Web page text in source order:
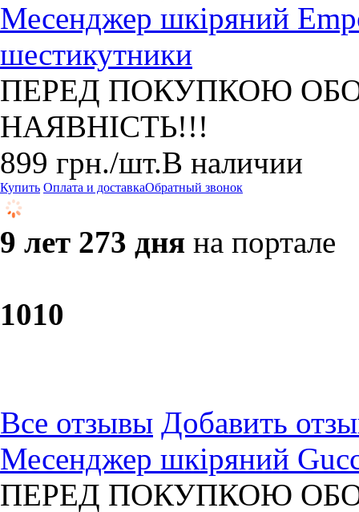
Месенджер шкіряний
шестикутники
ПЕРЕД ПОКУПКОЮ
НАЯВНІСТЬ!!!
899 грн./шт.В наличии
Купить Оплата и доставкаОбратный звонок
9 лет 273 дня на портале
1010
Все отзывы Добавить
Месенджер шкіряний
ПЕРЕД ПОКУПКОЮ